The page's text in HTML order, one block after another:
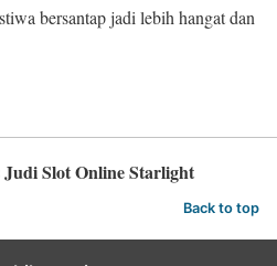
bersantap jadi lebih hangat dan
Slot Online Starlight
Back to top